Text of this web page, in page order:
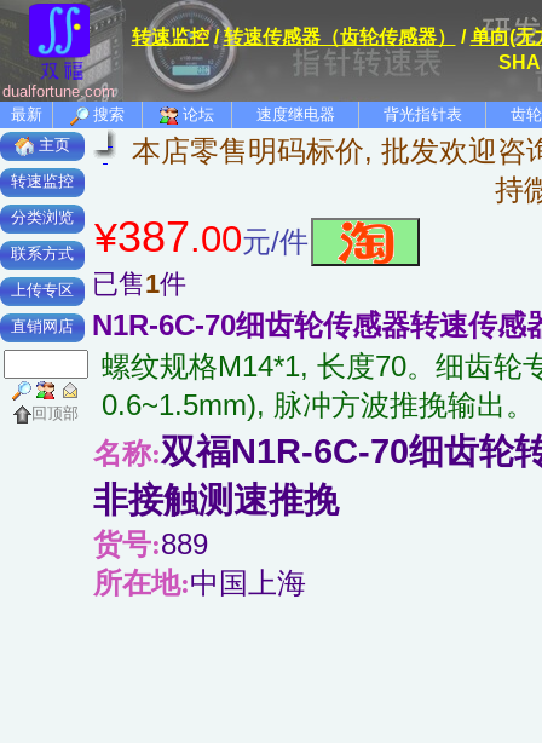
dualfortune.com
转速监控/转速传感器（齿轮传感器） /单向(无
最新 搜索 论坛 速度继电器 背光指针表
齿
主页
转速监控
分类浏览
联系方式
上传专区
直销网店
回顶部
本店零售明码标价, 批发欢迎
持
¥387.00元/件
已售1件
N1R-6C-70细齿轮传感器转速传感
螺纹规格M14*1, 长度70。细齿轮
0.6~1.5mm), 脉冲方波推挽输出。
名称:双福N1R-6C-70细齿轮
非接触测速推挽
货号:889
所在地:中国上海